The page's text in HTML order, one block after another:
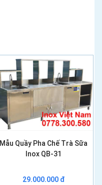
Mẫu Quầy Pha Chế Trà Sữa
Inox QB-31
29.000.000 đ